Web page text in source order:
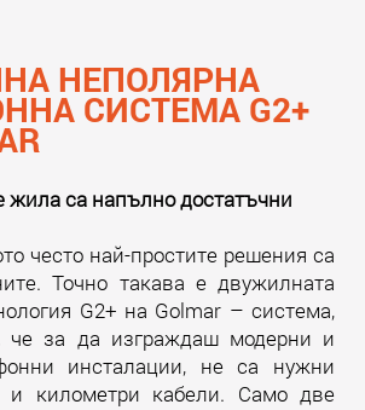
НЕПОЛЯРНА
СИСТЕМА G2+
жила са напълно достатъчни
често най-простите решения са
Точно такава е двужилната
G2+ на Golmar – система,
че за да изграждаш модерни и
инсталации, не са нужни
километри кабели. Само две